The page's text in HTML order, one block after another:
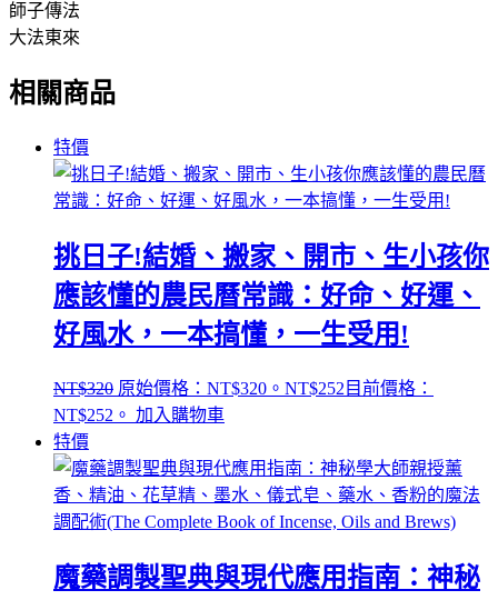
師子傳法
大法東來
相關商品
特價
挑日子!結婚、搬家、開市、生小孩你
應該懂的農民曆常識：好命、好運、
好風水，一本搞懂，一生受用!
NT$320 原始價格：NT$320。 NT$252 目前價格：
NT$252。 加入購物車
特價
魔藥調製聖典與現代應用指南：神秘